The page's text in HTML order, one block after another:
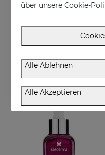
C-VIT Feuchtigkeitscreme
€ 50,95
über unsere Cookie-
Alle Ablehnen
Alle Akzeptieren